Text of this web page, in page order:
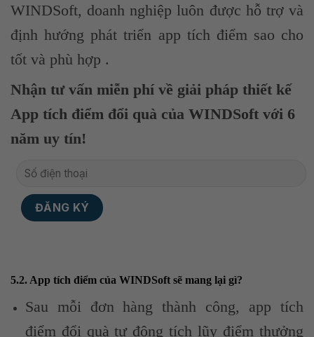
WINDSoft, doanh nghiệp luôn được hỗ trợ và
định hướng phát triển app tích điểm sao cho
tốt và phù hợp .
Nhận tư vấn miễn phí về giải pháp thiết kế
App tích điểm đổi quà của WINDSoft với 6
năm uy tín!
5.2. App tích điểm của WINDSoft sẽ mang lại gì?
Sau mỗi đơn hàng thành công, app tích
điểm đổi quà tự động tích lũy điểm thưởng